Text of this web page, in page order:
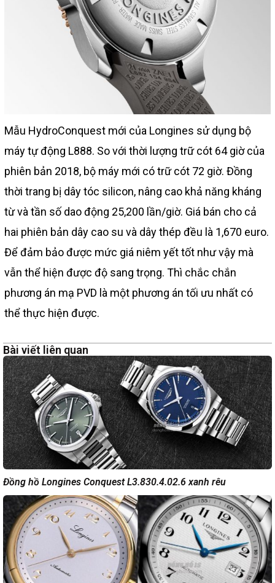
Mẫu HydroConquest mới của Longines sử dụng bộ
máy tự động L888. So với thời lượng trữ cót 64 giờ của
phiên bản 2018, bộ máy mới có trữ cót 72 giờ. Đồng
thời trang bị dây tóc silicon, nâng cao khả năng kháng
từ và tần số dao động 25,200 lần/giờ. Giá bán cho cả
hai phiên bản dây cao su và dây thép đều là 1,670 euro.
Để đảm bảo được mức giá niêm yết tốt như vậy mà
vẫn thể hiện được độ sang trọng. Thì chắc chắn
phương án mạ PVD là một phương án tối ưu nhất có
thể thực hiện được.
Bài viết liên quan
Đồng hồ Longines Conquest L3.830.4.02.6 xanh rêu